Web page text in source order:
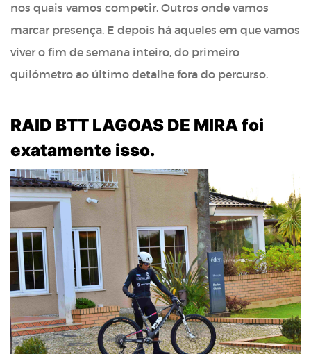
nos quais vamos competir. Outros onde vamos
marcar presença. E depois há aqueles em que vamos
viver o fim de semana inteiro, do primeiro
quilómetro ao último detalhe fora do percurso.
RAID BTT LAGOAS DE MIRA foi
exatamente isso.